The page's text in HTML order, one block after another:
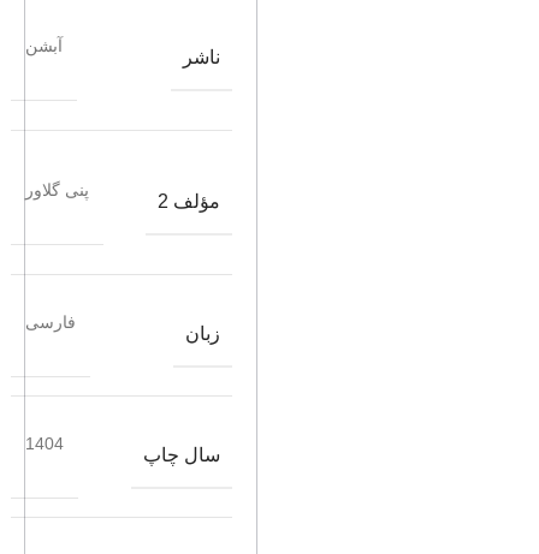
ناشر
آبشن
مؤلف 2
پنی‌ گلاور
زبان
فارسی
سال چاپ
1404